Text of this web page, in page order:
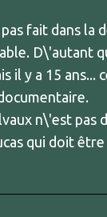
fait dans la
D\'autant
il y a 15 ans...
n\'est pas
qui doit